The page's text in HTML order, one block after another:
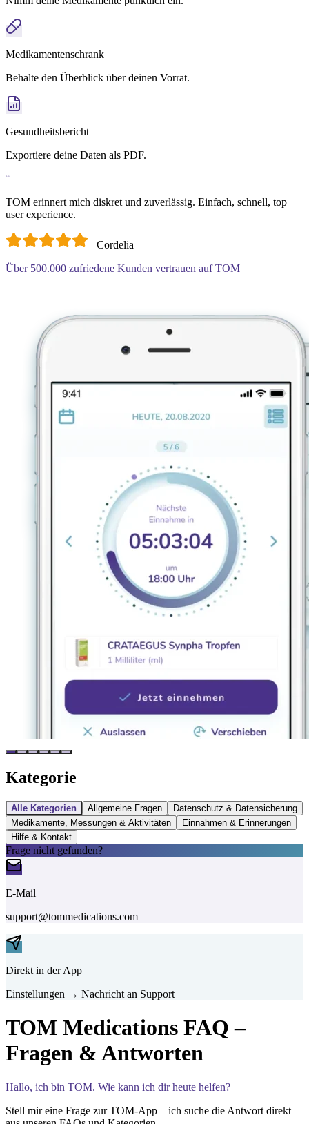
Medikamentenschrank
Behalte den Überblick über deinen Vorrat.
Gesundheitsbericht
Exportiere deine Daten als PDF.
“
TOM erinnert mich diskret und zuverlässig. Einfach, schnell, top
user experience.
– Cordelia
Über 500.000 zufriedene Kunden vertrauen auf TOM
Kategorie
Alle Kategorien Allgemeine Fragen
Datenschutz & Datensicherung
Medikamente, Messungen & Aktivitäten
Einnahmen & Erinnerungen
Hilfe & Kontakt
Frage nicht gefunden?
E-Mail
support@tommedications.com
Direkt in der App
Einstellungen → Nachricht an Support
TOM Medications FAQ –
Fragen & Antworten
Hallo, ich bin TOM. Wie kann ich dir heute helfen?
Stell mir eine Frage zur TOM-App – ich suche die Antwort direkt